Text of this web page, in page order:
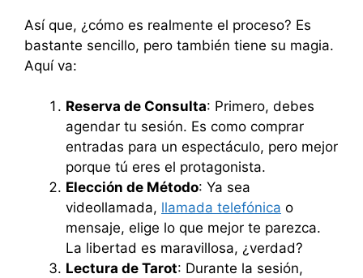
Así que, ¿cómo es realmente el proceso? Es
bastante sencillo, pero también tiene su magia.
Aquí va:
Reserva de Consulta: Primero, debes
agendar tu sesión. Es como comprar
entradas para un espectáculo, pero mejor
porque tú eres el protagonista.
Elección de Método: Ya sea
videollamada, llamada telefónica o
mensaje, elige lo que mejor te parezca.
La libertad es maravillosa, ¿verdad?
Lectura de Tarot: Durante la sesión,